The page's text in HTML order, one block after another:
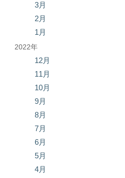
3月
2月
1月
2022年
12月
11月
10月
9月
8月
7月
6月
5月
4月